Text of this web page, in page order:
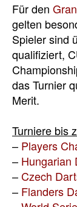
Für den
gelten
Spieler sind
qualifiziert,
das Turnier
Merit.
Turniere bis
– Players
– Hungarian
–Czech
– Flanders